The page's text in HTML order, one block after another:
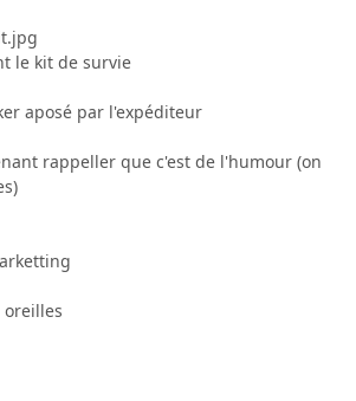
le kit de survie
aposé par l'expéditeur
rappeller que c'est de l'humour (on
oreilles